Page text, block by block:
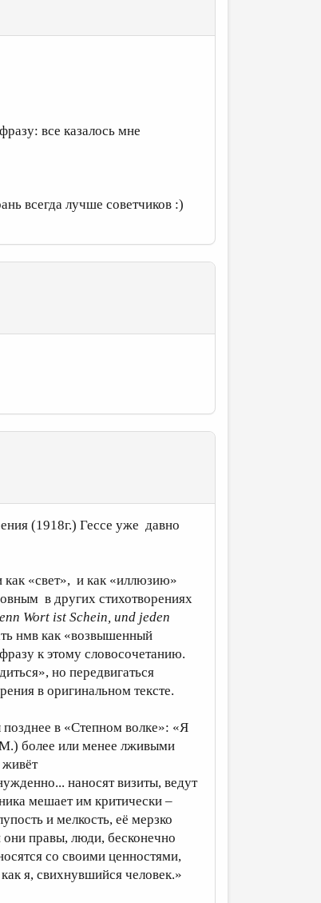
все казалось мне
всегда лучше советчиков :)
(1918г.) Гессе уже давно
«свет», и как «иллюзию»
в других стихотворениях
Wort ist Schein, und jeden
нмв как «возвышенный
к этому словосочетанию.
но передвигаться
в оригинальном тексте.
в «Степном волке»: «Я
более или менее лживыми
живёт
наносят визиты, ведут
мешает им критически –
и мелкость, её мерзко
правы, люди, бесконечно
со своими ценностями,
я, свихнувшийся человек.»